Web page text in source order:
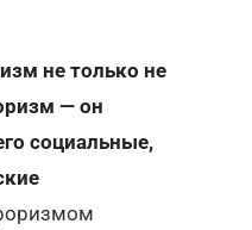
не только не
— он
социальные,